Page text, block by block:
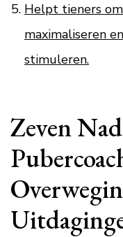
Helpt tieners
maximaliseren
stimuleren.
Zeven